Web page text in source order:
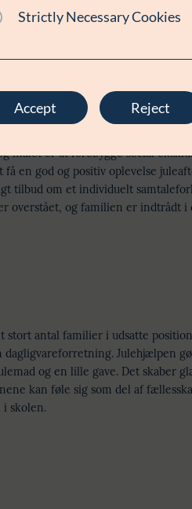
børnefamilier, som er berørt
juleaften i 2024. Organisationen
målet er at forebygge social
en god og positiv oplevelse
tilbud om et individuelt
overstået, og familien er indtrådt i
antal familier i udsatte
Julehjælpen
og en lille gave. Det skaber
kan føle sig som del af
skolen.
Strictly Necessary Cookies
Accept Reject